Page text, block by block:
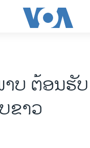
ບ ຕ້ອນຮັ
ຂາວ